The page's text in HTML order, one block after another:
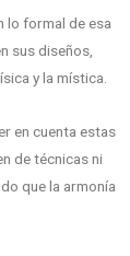
lo formal de esa
sus diseños,
y la mística.
en cuenta estas
de técnicas ni
que la armonía